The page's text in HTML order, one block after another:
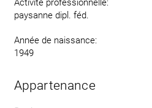
Activité professionnelle:
paysanne dipl. féd.
Année de naissance:
1949
Appartenance